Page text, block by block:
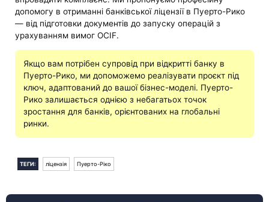
допомогу в отриманні банківської ліцензії в Пуерто-Рико
— від підготовки документів до запуску операцій з
урахуванням вимог OCIF.
Якщо вам потрібен супровід при відкритті банку в
Пуерто-Рико, ми допоможемо реалізувати проєкт під
ключ, адаптований до вашої бізнес-моделі. Пуерто-
Рико залишається однією з небагатьох точок
зростання для банків, орієнтованих на глобальні
ринки.
ТЕГИ: ліцензія Пуерто-Ріко